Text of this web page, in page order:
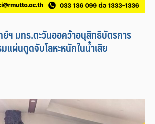
ฯ มทร.ตะวันออคว้าอนุสิทธิบัตรการ
แผ่นดูดจับโลหะหนักในน้ำเสีย